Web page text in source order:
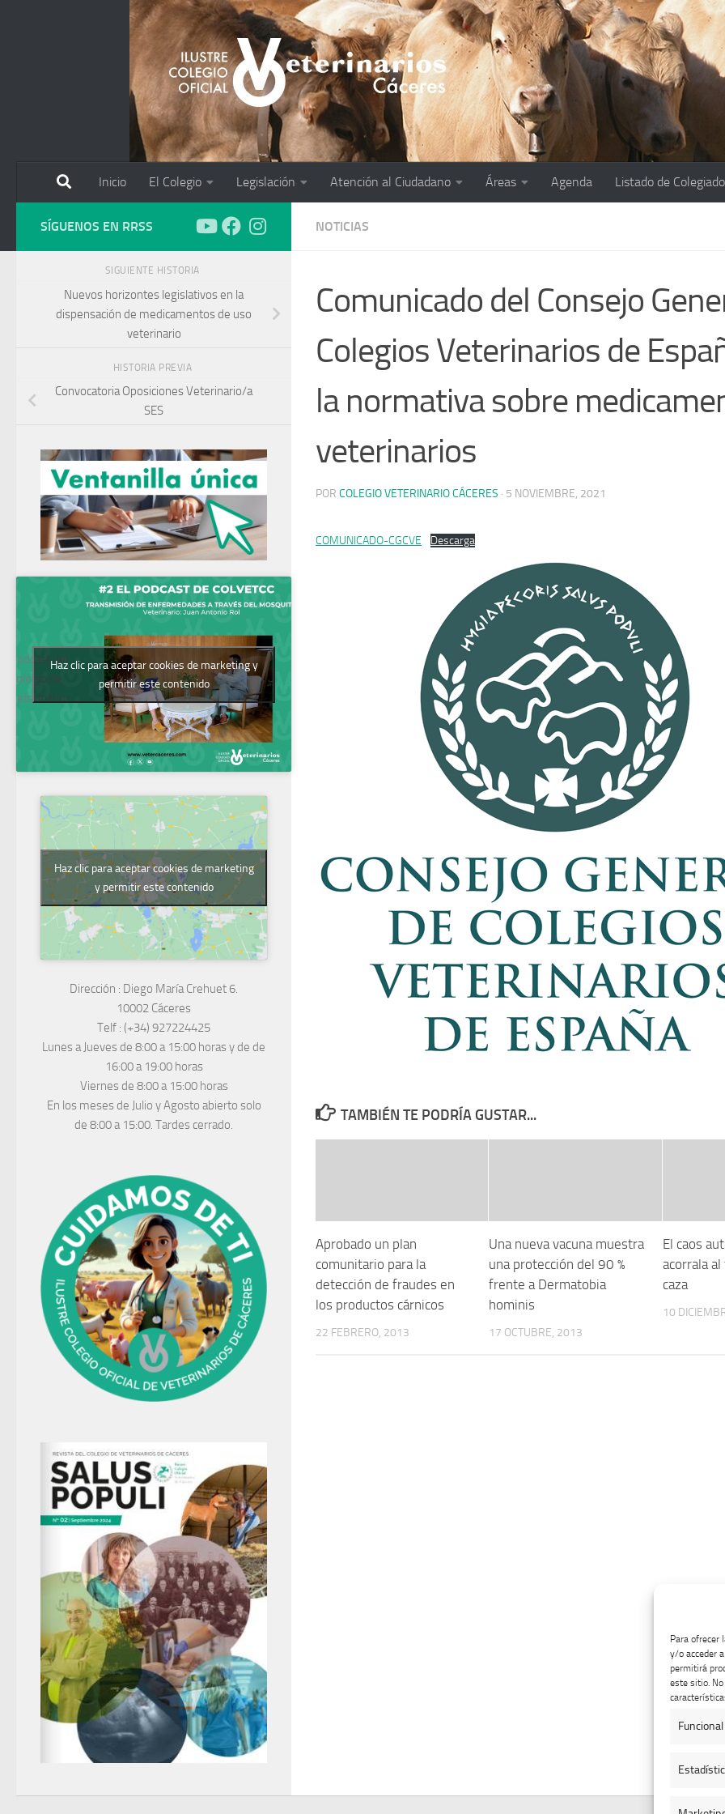
Para ofrecer
y/o acceder
permitirá
este sitio.
Funcional
Inicio El Colegio Legislación Atención al Ciudadano Áreas Agenda Listado de
NOTICIAS
Comunicado del Consejo
Colegios Veterinarios de
la normativa sobre
veterinarios
POR COLEGIO VETERINARIO CÁCERES · 5 NOVIEMBRE, 2021
COMUNICADO-CGCVE Descarga
TAMBIÉN TE PODRÍA GUSTAR...
Aprobado un plan
comunitario para la
detección de fraudes en
los productos cárnicos
22 FEBRERO, 2013
Una nueva vacuna muestra
una protección del 90 %
frente a Dermatobia
hominis
17 OCTUBRE, 2013
El caos
acorrala
caza
10
SÍGUENOS EN RRSS
SIGUIENTE HISTORIA
Nuevos horizontes legislativos en la
dispensación de medicamentos de uso
veterinario
HISTORIA PREVIA
Convocatoria Oposiciones Veterinario/a
SES
Podcast del
Colegio de
Veterinarios
Haz clic para aceptar cookies de marketing y
permitir este contenido
Haz clic para aceptar cookies de marketing
y permitir este contenido
Dirección : Diego María Crehuet 6.
10002 Cáceres
Telf : (+34) 927224425
Lunes a Jueves de 8:00 a 15:00 horas y de de
16:00 a 19:00 horas
Viernes de 8:00 a 15:00 horas
En los meses de Julio y Agosto abierto solo
de 8:00 a 15:00. Tardes cerrado.